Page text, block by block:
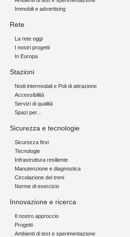
Immobili e advertising
Rete
La rete oggi
I nostri progetti
In Europa
Stazioni
Nodi intermodali e Poli di attrazione
Accessibilità
Servizi di qualità
Spazi per...
Sicurezza e tecnologie
Sicurezza first
Tecnologie
Infrastruttura resiliente
Manutenzione e diagnostica
Circolazione dei treni
Norme di esercizio
Innovazione e ricerca
Il nostro approccio
Progetti
Ambienti di test e sperimentazione